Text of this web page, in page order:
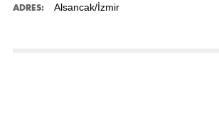
ADRES: Alsancak/İzmir